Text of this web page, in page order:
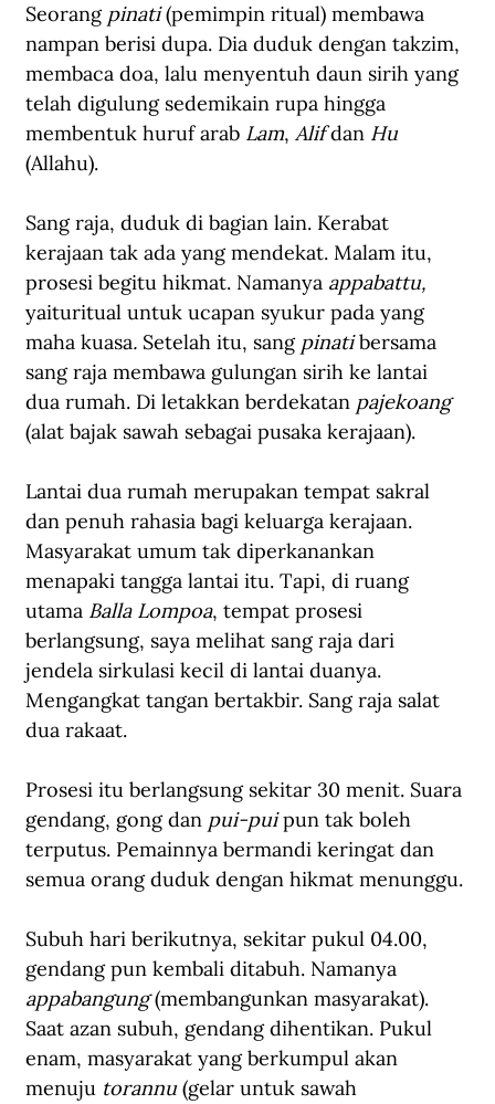
Seorang pinati (pemimpin ritual) membawa
nampan berisi dupa. Dia duduk dengan takzim,
membaca doa, lalu menyentuh daun sirih yang
telah digulung sedemikain rupa hingga
membentuk huruf arab Lam, Alif dan Hu
(Allahu).
Sang raja, duduk di bagian lain. Kerabat
kerajaan tak ada yang mendekat. Malam itu,
prosesi begitu hikmat. Namanya appabattu,
yaituritual untuk ucapan syukur pada yang
maha kuasa. Setelah itu, sang pinati bersama
sang raja membawa gulungan sirih ke lantai
dua rumah. Di letakkan berdekatan pajekoang
(alat bajak sawah sebagai pusaka kerajaan).
Lantai dua rumah merupakan tempat sakral
dan penuh rahasia bagi keluarga kerajaan.
Masyarakat umum tak diperkanankan
menapaki tangga lantai itu. Tapi, di ruang
utama Balla Lompoa, tempat prosesi
berlangsung, saya melihat sang raja dari
jendela sirkulasi kecil di lantai duanya.
Mengangkat tangan bertakbir. Sang raja salat
dua rakaat.
Prosesi itu berlangsung sekitar 30 menit. Suara
gendang, gong dan pui-pui pun tak boleh
terputus. Pemainnya bermandi keringat dan
semua orang duduk dengan hikmat menunggu.
Subuh hari berikutnya, sekitar pukul 04.00,
gendang pun kembali ditabuh. Namanya
appabangung (membangunkan masyarakat).
Saat azan subuh, gendang dihentikan. Pukul
enam, masyarakat yang berkumpul akan
menuju torannu (gelar untuk sawah